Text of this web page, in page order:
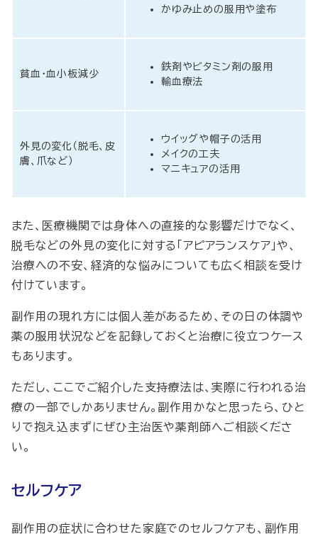
かゆみ止めの服用や塗布
貧血・血小板減少
鉄剤やビタミン剤の服用
輸血療法
外見の変化（脱毛、皮
膚、爪など）
ウイッグや帽子の活用
メイクの工夫
マニキュアの活用
また、医療機関では身体への直接的な影響だけでなく、
脱毛などの外見の変化に対する「アピアランスケア」や、
治療への不安、経済的な悩みについても広く相談を受け
付けています。
副作用の現れ方には個人差があるため、その日の体調や
薬の服用状況などを記録しておくと治療に役立つケース
もあります。
ただし、ここでご紹介した支持療法は、実際に行われる治
療の一部でしかありません。副作用かなと思ったら、ひと
りで抱え込まずにぜひ主治医や薬剤師へご相談くださ
い。
セルフケア
副作用の症状に合わせた家庭でのセルフケアも、副作用